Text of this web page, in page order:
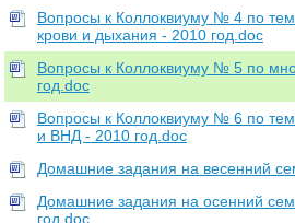
Вопросы к Коллоквиуму № 4 по
крови и дыхания - 2010 год.doc
Вопросы к Коллоквиуму № 5 по
год.doc
Вопросы к Коллоквиуму № 6 по
и ВНД - 2010 год.doc
Домашние задания на весенний
Домашние задания на осенний
год.doc